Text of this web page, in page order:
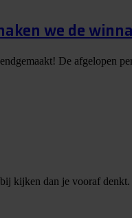
we de
De afgelopen
kijken dan je vooraf